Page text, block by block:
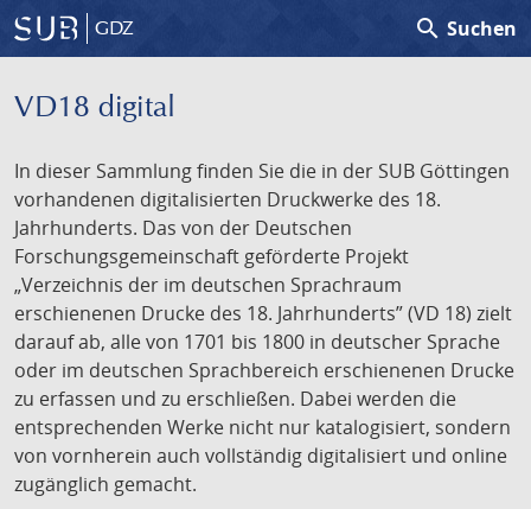
GDZ search Suchen
VD18 digital
In dieser Sammlung finden Sie die in der SUB Göttingen
vorhandenen digitalisierten Druckwerke des 18.
Jahrhunderts. Das von der Deutschen
Forschungsgemeinschaft geförderte Projekt
„Verzeichnis der im deutschen Sprachraum
erschienenen Drucke des 18. Jahrhunderts” (VD 18) zielt
darauf ab, alle von 1701 bis 1800 in deutscher Sprache
oder im deutschen Sprachbereich erschienenen Drucke
zu erfassen und zu erschließen. Dabei werden die
entsprechenden Werke nicht nur katalogisiert, sondern
von vornherein auch vollständig digitalisiert und online
zugänglich gemacht.